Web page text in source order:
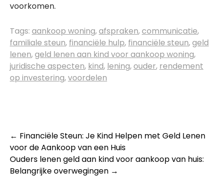
voorkomen.
Tags: aankoop woning,afspraken,communicatie,
familiale steun, financiële hulp, financiële steun,geld
lenen,geld lenen aan kind voor aankoop woning,
juridische aspecten, kind, lening,ouder, rendement
op investering,voordelen
Post
navigation
← Financiële Steun: Je Kind Helpen met Geld Lenen
voor de Aankoop van een Huis
Ouders lenen geld aan kind voor aankoop van huis:
Belangrijke overwegingen →